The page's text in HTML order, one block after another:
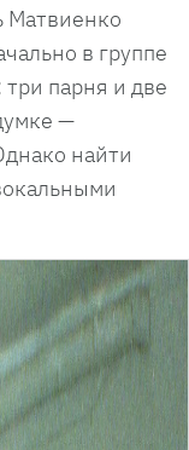
Матвиенко
в группе
парня и две
—
найти